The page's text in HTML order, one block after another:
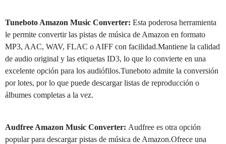
Tuneboto Amazon Music Converter: Esta poderosa herramienta
le permite convertir las pistas de música de Amazon en formato
MP3, AAC, WAV, FLAC o AIFF con facilidad.Mantiene la calidad
de audio original y las etiquetas ID3, lo que lo convierte en una
excelente opción para los audiófilos.Tuneboto admite la conversión
por lotes, por lo que puede descargar listas de reproducción o
álbumes completas a la vez.
Audfree Amazon Music Converter: Audfree es otra opción
popular para descargar pistas de música de Amazon.Ofrece una